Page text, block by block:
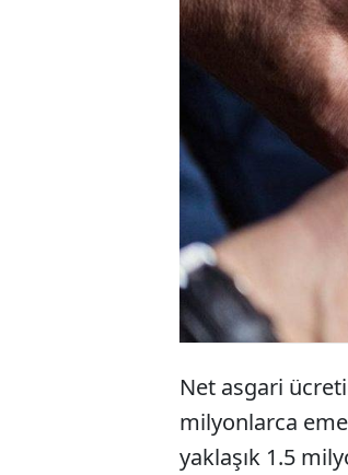
Net asgari
milyonlarca
yaklaşık 1.5